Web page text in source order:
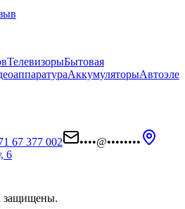
ТелевизорыБытовая
Аккумуляторы
67 377 002 ••••@••••••••
6
защищены.